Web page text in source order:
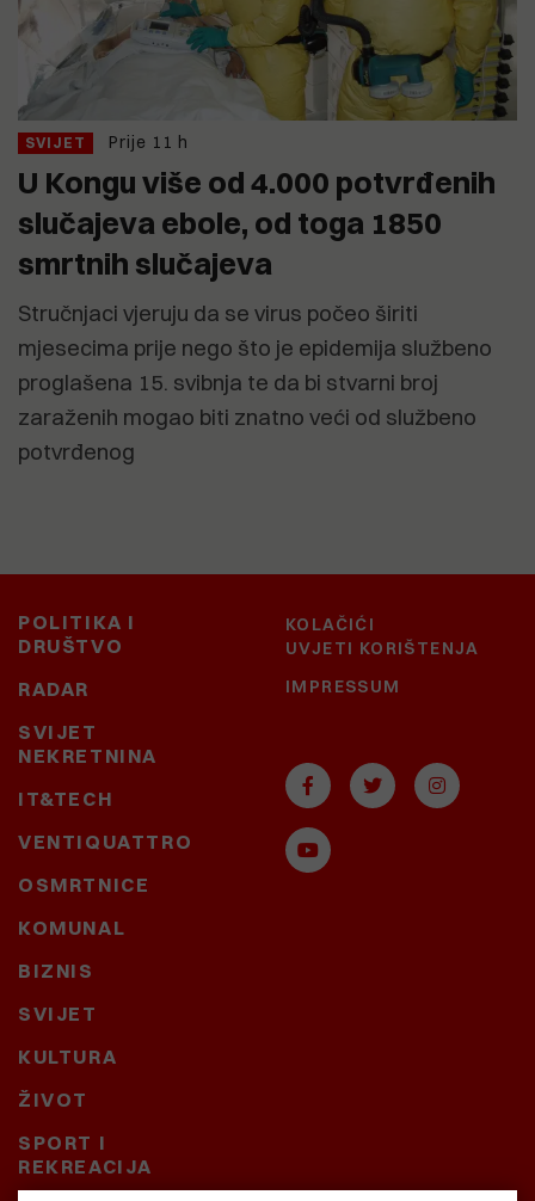
SVIJET Prije 11 h
U Kongu više od 4.000 potvrđenih
slučajeva ebole, od toga 1850
smrtnih slučajeva
Stručnjaci vjeruju da se virus počeo širiti
mjesecima prije nego što je epidemija službeno
proglašena 15. svibnja te da bi stvarni broj
zaraženih mogao biti znatno veći od službeno
potvrđenog
POLITIKA I
DRUŠTVO
RADAR
SVIJET
NEKRETNINA
IT&TECH
VENTIQUATTRO
OSMRTNICE
KOMUNAL
BIZNIS
SVIJET
KULTURA
ŽIVOT
SPORT I
REKREACIJA
KOLAČIĆI
UVJETI KORIŠTENJA
IMPRESSUM